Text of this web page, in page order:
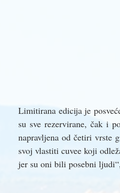
Limitirana edicija je
su sve rezervirane, čak i
napravljena od četiri vrste
svoj vlastiti cuvee koji
jer su oni bili posebni